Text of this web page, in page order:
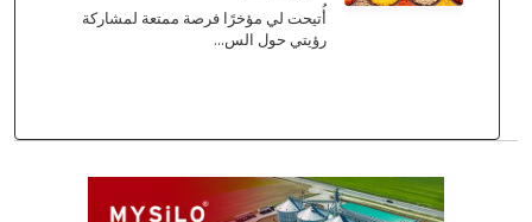
أُتيحت لي مؤخرًا فرصة ممتعة لمشاركة
رؤيتي حول الس...